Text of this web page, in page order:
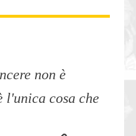
non è
l'unica cosa che